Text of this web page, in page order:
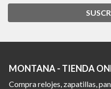
MONTANA - TIENDA
Compra relojes, zapatillas,